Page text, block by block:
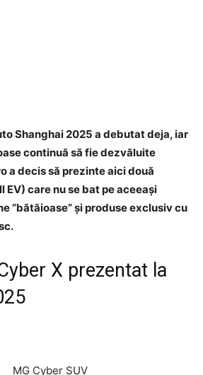
Shanghai 2025 a debutat deja, iar
continuă să fie dezvăluite
a decis să prezinte aici două
care nu se bat pe aceeași
”bătăioase” și produse exclusiv cu
X prezentat la